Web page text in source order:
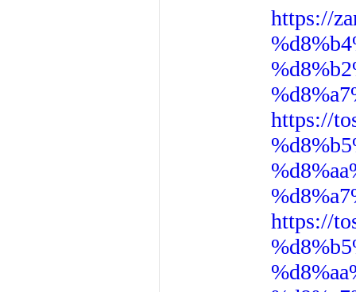
https://
https://
https://